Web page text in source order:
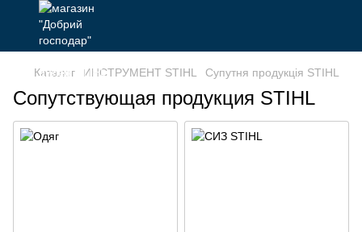
Каталог ИНСТРУМЕНТ STIHL Супутня продукція STIHL
Сопутствующая продукция STIHL